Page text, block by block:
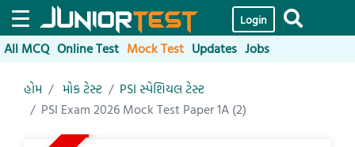
Login
All MCQ Online Test Mock Test Updates Jobs
હોમ મોક ટેસ્ટ
PSI સ્પેશિયલ ટેસ્ટ
PSI Exam 2026 Mock Test Paper 1A (2)